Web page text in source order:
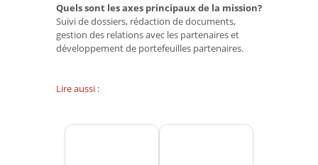
Quels sont les axes principaux de la mission?
Suivi de dossiers, rédaction de documents,
gestion des relations avec les partenaires et
développement de portefeuilles partenaires.
Lire aussi :